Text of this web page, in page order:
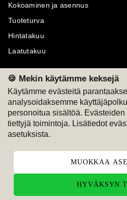
🍪 Mekin käytämme keksejä
Käytämme evästeitä
analysoidaksemme
personoitua sisältöä.
tiettyjä toimintoja. Lisätiedot
asetuksista.
MUOKKAA
HYVÄKSYN
Kokoaminen ja asennus
Tuoteturva
Hintatakuu
Laatutakuu
Maksutavat
M